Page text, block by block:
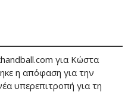
για Κώστα
η απόφαση για την
υπερεπιτροπή για τη